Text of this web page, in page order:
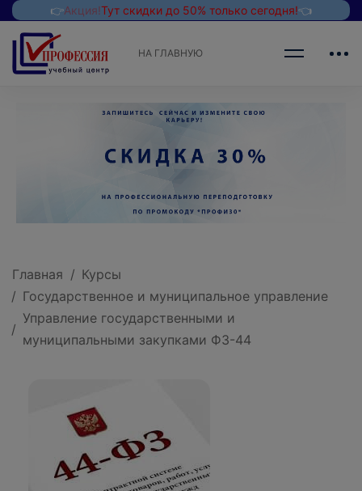
👉Акция!Тут скидки до 50% только сегодня!👈
НА ГЛАВНУЮ
Главная
Курсы
Государственное и муниципальное управление
Управление государственными и
муниципальными закупками ФЗ-44